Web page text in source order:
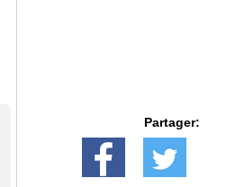
Partager: